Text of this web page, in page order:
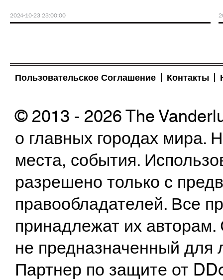
2024-10-23 23:00:00
Пользовательское Соглашение Контакты
© 2013 - 2026 The
о главных городах
места, события.
разрешено только с
правообладателей. Все
принадлежат их
не предназначенный
Партнер по защите от